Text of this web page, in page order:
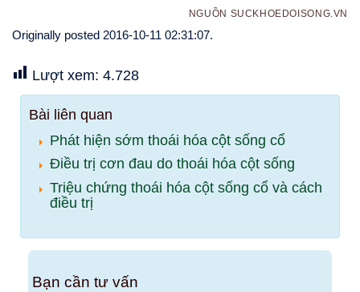
NGUỒN SUCKHOEDOISONG.VN
Originally posted 2016-10-11 02:31:07.
Lượt xem: 4.728
Bài liên quan
Phát hiện sớm thoái hóa cột sống cổ
Điều trị cơn đau do thoái hóa cột sống
Triệu chứng thoái hóa cột sống cổ và cách
điều trị
Bạn cần tư vấn